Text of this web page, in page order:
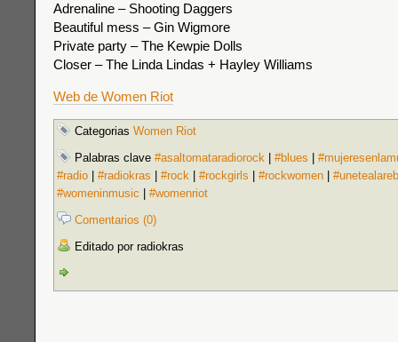
Adrenaline – Shooting Daggers
Beautiful mess – Gin Wigmore
Private party – The Kewpie Dolls
Closer – The Linda Lindas + Hayley Williams
Web de Women Riot
Categorias Women Riot
Palabras clave #asaltomataradiorock #blues
#radio
#radiokras #rock #rockgirls #rockwomen
#womeninmusic
#womenriot
Comentarios (0)
Editado por radiokras